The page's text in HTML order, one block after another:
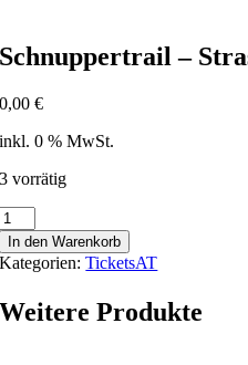
Schnuppertrail –
0,00€
inkl. 0 % MwSt.
3 vorrätig
In den Warenkorb
Kategorien:TicketsAT
Weitere Produkte